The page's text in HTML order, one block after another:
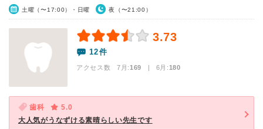
土曜（〜17:00）・日曜 夜（〜21:00）
3.73
12件
アクセス数 7月:169 | 6月:180
歯科
5.0
大人気がうなずける素晴らしい先生です